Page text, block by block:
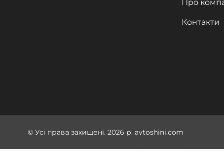
Про
Контакти
© Усі права захищені. 2026 р. avtoshini.com